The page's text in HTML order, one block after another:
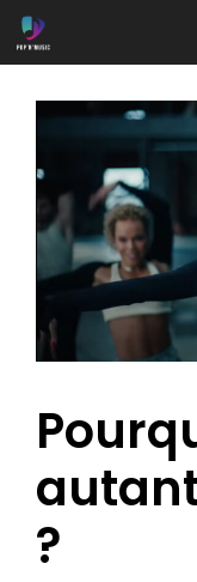
Aller
au
?